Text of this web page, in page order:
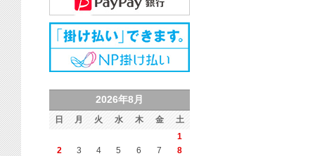
2026年8月
日 月 火 水 木 金
土
1
2
3 4 5 6 7
8